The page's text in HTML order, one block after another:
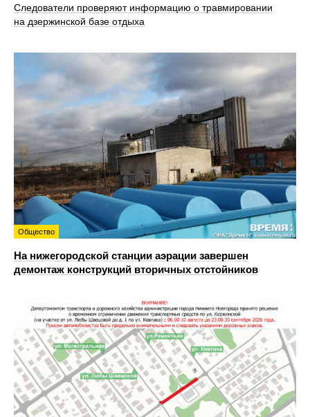
Следователи проверяют информацию о травмировании
на дзержинской базе отдыха
Общество
На нижегородской станции аэрации завершен
демонтаж конструкций вторичных отстойников